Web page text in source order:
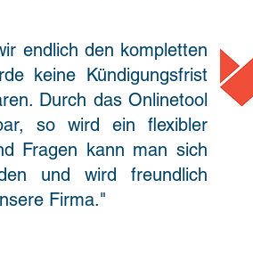
endlich den kompletten
keine Kündigungsfrist
Durch das Onlinetool
so wird ein flexibler
Fragen kann man sich
und wird freundlich
Firma."